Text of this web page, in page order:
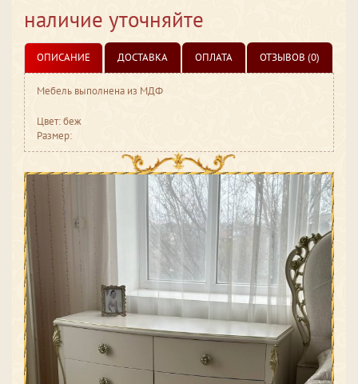
наличие уточняйте
ОПИСАНИЕ ДОСТАВКА ОПЛАТА ОТЗЫВОВ (0)
Мебель выполнена из МДФ
Цвет: беж
Размер: